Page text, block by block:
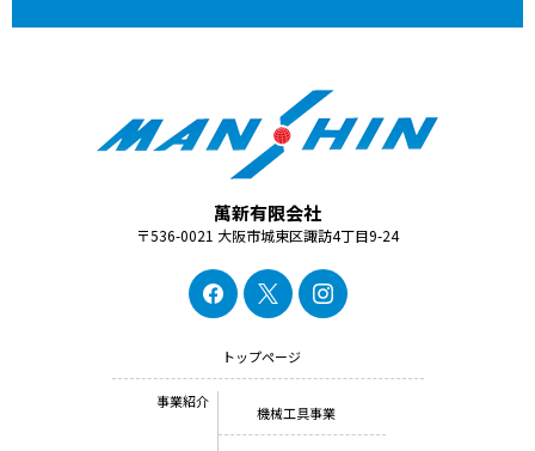
萬新有限会社
〒536-0021 大阪市城東区諏訪4丁目9-24
トップページ
事業紹介
機械工具事業